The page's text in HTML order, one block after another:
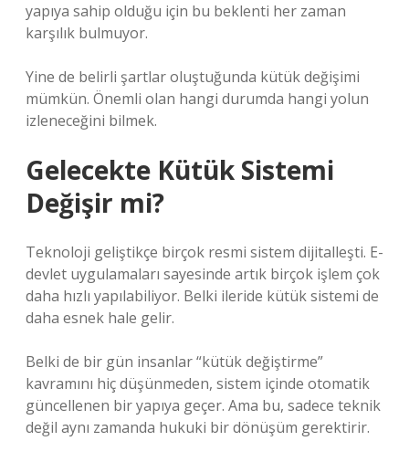
yapıya sahip olduğu için bu beklenti her zaman
karşılık bulmuyor.
Yine de belirli şartlar oluştuğunda kütük değişimi
mümkün. Önemli olan hangi durumda hangi yolun
izleneceğini bilmek.
Gelecekte Kütük Sistemi
Değişir mi?
Teknoloji geliştikçe birçok resmi sistem dijitalleşti. E-
devlet uygulamaları sayesinde artık birçok işlem çok
daha hızlı yapılabiliyor. Belki ileride kütük sistemi de
daha esnek hale gelir.
Belki de bir gün insanlar “kütük değiştirme”
kavramını hiç düşünmeden, sistem içinde otomatik
güncellenen bir yapıya geçer. Ama bu, sadece teknik
değil aynı zamanda hukuki bir dönüşüm gerektirir.